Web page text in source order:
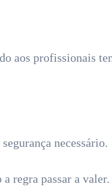
aos profissionais
necessário.
regra passar a valer.